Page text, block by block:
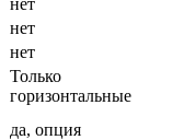
нет
нет
Только
горизонтальные
да, опция